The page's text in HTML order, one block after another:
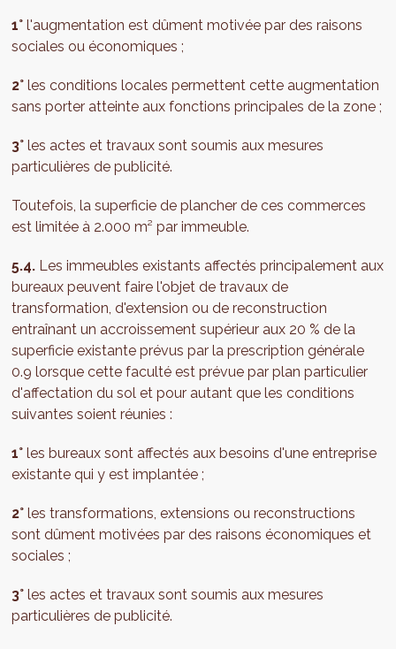
1°l'augmentation est dûment motivée par des raisons
sociales ou économiques ;
2° les conditions locales permettent cette augmentation
sans porter atteinte aux fonctions principales de la zone ;
3° les actes et travaux sont soumis aux mesures
particulières de publicité.
Toutefois, la superficie de plancher de ces commerces
est limitée à 2.000 m² par immeuble.
5.4. Les immeubles existants affectés principalement aux
bureaux peuvent faire l'objet de travaux de
transformation, d'extension ou de reconstruction
entraînant un accroissement supérieur aux 20 % de la
superficie existante prévus par la prescription générale
0.9 lorsque cette faculté est prévue par plan particulier
d'affectation du sol et pour autant que les conditions
suivantes soient réunies :
1°les bureaux sont affectés aux besoins d'une entreprise
existante qui y est implantée ;
2° les transformations, extensions ou reconstructions
sont dûment motivées par des raisons économiques et
sociales ;
3° les actes et travaux sont soumis aux mesures
particulières de publicité.